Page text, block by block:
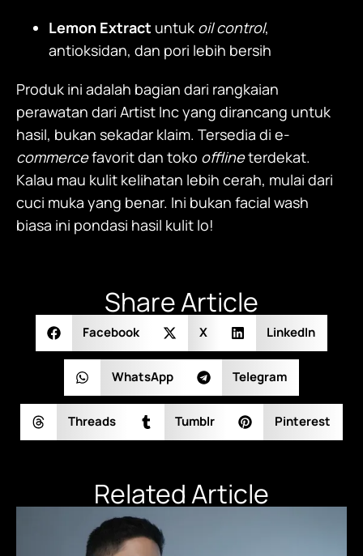
Lemon Extract untuk oil control,
antioksidan, dan pori lebih bersih
Produk ini adalah bagian dari rangkaian
perawatan dari Artist Inc yang dirancang untuk
hasil, bukan sekadar klaim. Tersedia di e-
commercefavorit dan toko offlineterdekat.
Kalau mau kulit kelihatan lebih cerah, mulai dari
cuci muka yang benar. Ini bukan facial wash
biasa ini pondasi hasil kulit lo!
Share Article
Facebook X LinkedIn
WhatsApp Telegram
Threads Tumblr Pinterest
Related Article